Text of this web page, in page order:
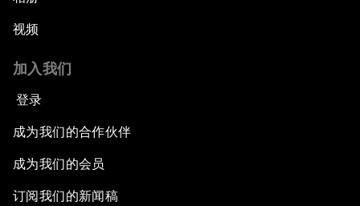
视频
加入我们
登录
成为我们的合作伙伴
成为我们的会员
订阅我们的新闻稿